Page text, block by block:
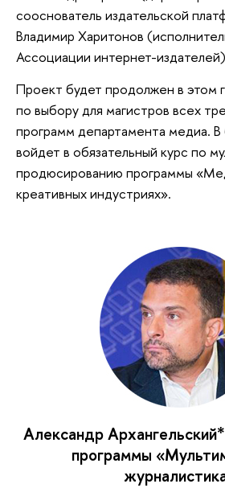
сооснователь издательской
Владимир Харитонов
Ассоциации интернет-
Проект будет продолжен в этом
по выбору для магистров всех
программ департамента медиа.
войдет в обязательный курс по
продюсированию программы
креативных индустриях».
Александр
программы